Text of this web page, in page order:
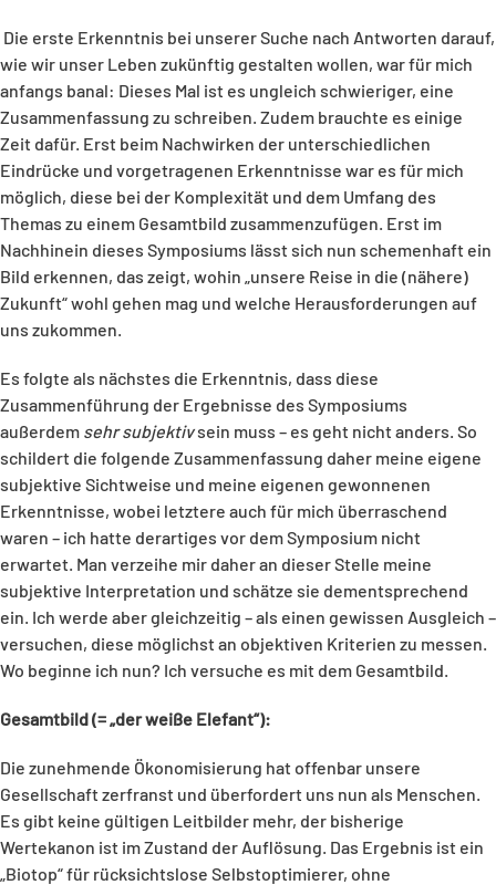
Die erste Erkenntnis bei unserer Suche nach Antworten darauf,
wie wir unser Leben zukünftig gestalten wollen, war für mich
anfangs banal: Dieses Mal ist es ungleich schwieriger, eine
Zusammenfassung zu schreiben. Zudem brauchte es einige
Zeit dafür. Erst beim Nachwirken der unterschiedlichen
Eindrücke und vorgetragenen Erkenntnisse war es für mich
möglich, diese bei der Komplexität und dem Umfang des
Themas zu einem Gesamtbild zusammenzufügen. Erst im
Nachhinein dieses Symposiums lässt sich nun schemenhaft ein
Bild erkennen, das zeigt, wohin „unsere Reise in die (nähere)
Zukunft“ wohl gehen mag und welche Herausforderungen auf
uns zukommen.
Es folgte als nächstes die Erkenntnis, dass diese
Zusammenführung der Ergebnisse des Symposiums
außerdem sehr subjektiv sein muss – es geht nicht anders. So
schildert die folgende Zusammenfassung daher meine eigene
subjektive Sichtweise und meine eigenen gewonnenen
Erkenntnisse, wobei letztere auch für mich überraschend
waren – ich hatte derartiges vor dem Symposium nicht
erwartet. Man verzeihe mir daher an dieser Stelle meine
subjektive Interpretation und schätze sie dementsprechend
ein. Ich werde aber gleichzeitig – als einen gewissen Ausgleich –
versuchen, diese möglichst an objektiven Kriterien zu messen.
Wo beginne ich nun? Ich versuche es mit dem Gesamtbild.
Gesamtbild (= „der weiße Elefant“):
Die zunehmende Ökonomisierung hat offenbar unsere
Gesellschaft zerfranst und überfordert uns nun als Menschen.
Es gibt keine gültigen Leitbilder mehr, der bisherige
Wertekanon ist im Zustand der Auflösung. Das Ergebnis ist ein
„Biotop“ für rücksichtslose Selbstoptimierer, ohne